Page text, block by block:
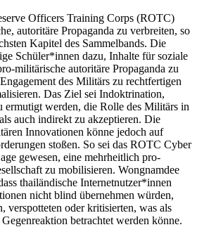
Officers Training Corps (ROTC)
autoritäre Propaganda zu verbreiten, so
Kapitel des Sammelbands. Die
Schüler*innen dazu, Inhalte für soziale
militärische autoritäre Propaganda zu
des Militärs zu rechtfertigen
Das Ziel sei Indoktrination,
werden, die Rolle des Militärs in
auch indirekt zu akzeptieren. Die
Innovationen könne jedoch auf
stoßen. So sei das ROTC Cyber
gewesen, eine mehrheitlich pro-
zu mobilisieren. Wongnamdee
thailändische Internetnutzer*innen
nicht blind übernehmen würden,
verspotteten oder kritisierten, was als
betrachtet werden könne.